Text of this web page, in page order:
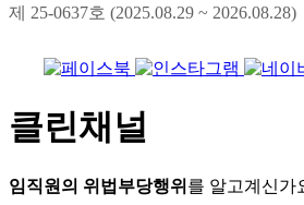
제 25-0637호 (2025.08.29 ~ 2026.08.28)
클린채널
임직원의 위법부당행위 를 알고계신가